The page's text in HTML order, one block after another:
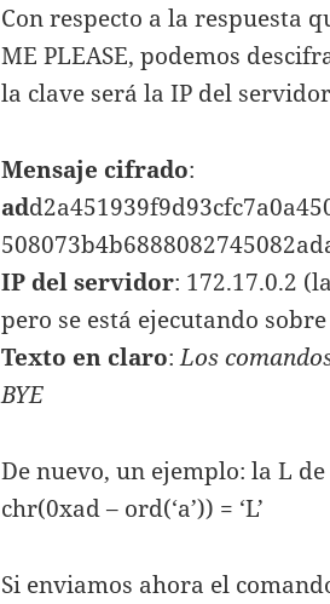
Con respecto a la respuesta
ME PLEASE, podemos
la clave será la IP del
Mensaje cifrado:
ad
IP del servidor: 172.17.0.2
pero se está ejecutando
Texto en claro:Los
BYE
De nuevo, un ejemplo: la L de
chr(0xad – ord(‘a’)) = ‘L’
Si enviamos ahora el